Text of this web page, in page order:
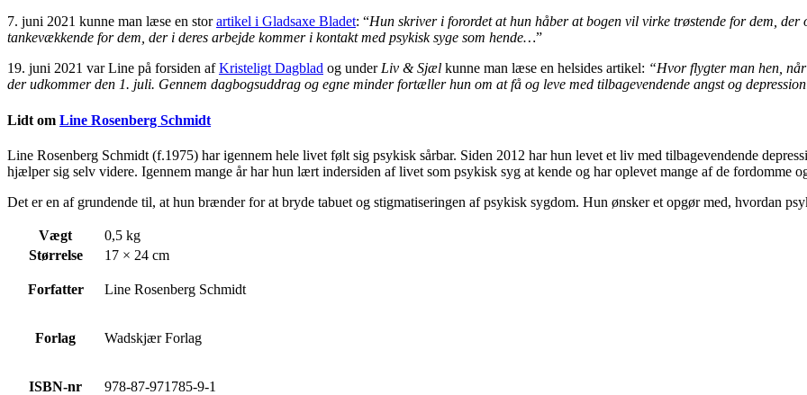
7. juni 2021 kunne man læse en storartikel i Gladsaxe Bladet: “Hun skriver i forordet at hun håber at bogen vil virke trøstende for dem,
tankevækkende for dem, der i deres arbejde kommer i kontakt med psykisk syge som hende…”
19. juni 2021 var Line på forsiden afKristeligt Dagblad og underLiv & Sjæl kunne man læse en helsides artikel: “Hvor flygter man hen,
der udkommer den 1. juli. Gennem dagbogsuddrag og egne minder fortæller hun om at få og leve med tilbagevendende angst og depression
Lidt om Line Rosenberg Schmidt
Line Rosenberg Schmidt (f.1975) har igennem hele livet følt sig psykisk sårbar. Siden 2012 har hun levet et liv med tilbagevendende
hjælper sig selv videre. Igennem mange år har hun lært indersiden af livet som psykisk syg at kende og har oplevet mange af de fordomme
Det er en af grundende til, at hun brænder for at bryde tabuet og stigmatiseringen af psykisk sygdom. Hun ønsker et opgør med, hvordan
Vægt
0,5 kg
Størrelse
17 × 24 cm
Forfatter Line Rosenberg Schmidt
Forlag Wadskjær Forlag
ISBN-nr 978-87-971785-9-1